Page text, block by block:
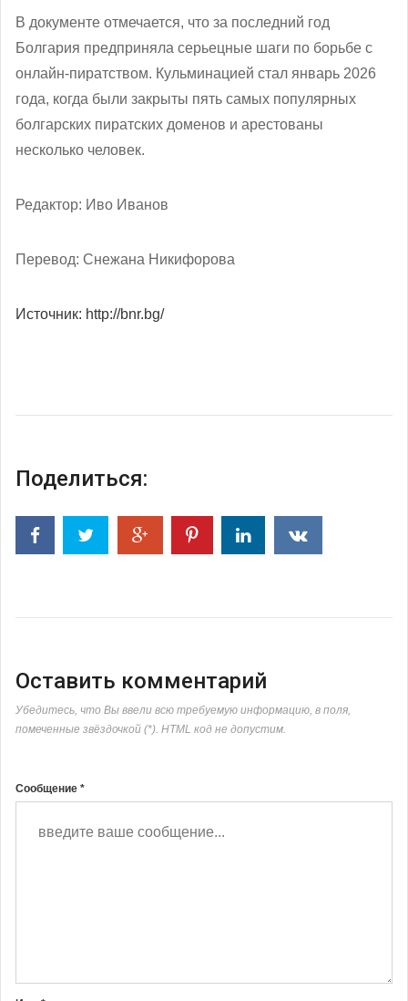
В документе отмечается, что за последний год
Болгария предприняла серьецные шаги по борьбе с
онлайн-пиратством. Кульминацией стал январь 2026
года, когда были закрыты пять самых популярных
болгарских пиратских доменов и арестованы
несколько человек.
Редактор: Иво Иванов
Перевод: Снежана Никифорова
Источник: http://bnr.bg/
Поделиться:
Оставить комментарий
Убедитесь, что Вы ввели всю требуемую информацию, в поля,
помеченные звёздочкой (*). HTML код не допустим.
Сообщение *